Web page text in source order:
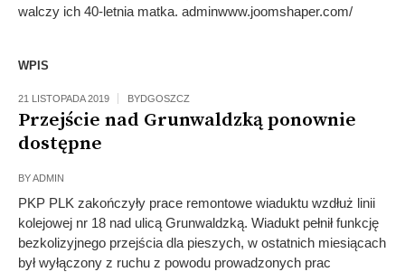
walczy ich 40-letnia matka. adminwww.joomshaper.com/
WPIS
21 LISTOPADA 2019 BYDGOSZCZ
Przejście nad Grunwaldzką ponownie
dostępne
BYADMIN
PKP PLK zakończyły prace remontowe wiaduktu wzdłuż linii
kolejowej nr 18 nad ulicą Grunwaldzką. Wiadukt pełnił funkcję
bezkolizyjnego przejścia dla pieszych, w ostatnich miesiącach
był wyłączony z ruchu z powodu prowadzonych prac